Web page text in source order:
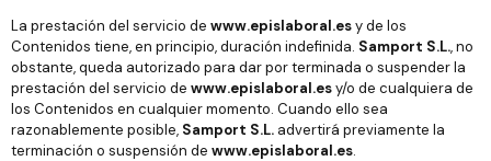
La prestación del servicio de www.epislaboral.esy de los
Contenidos tiene, en principio, duración indefinida. Samport S.L., no
obstante, queda autorizado para dar por terminada o suspender la
prestación del servicio de www.epislaboral.esy/o de cualquiera de
los Contenidos en cualquier momento. Cuando ello sea
razonablemente posible, Samport S.L. advertirá previamente la
terminación o suspensión de www.epislaboral.es.